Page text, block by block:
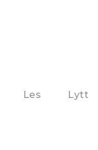
Les Lytt